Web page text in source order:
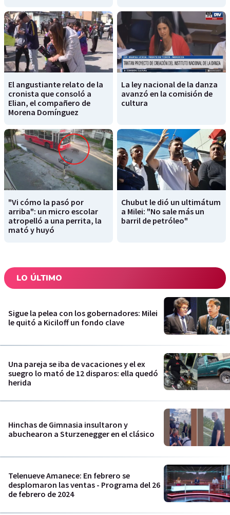
El angustiante relato de la
cronista que consoló a
Elian, el compañero de
Morena Domínguez
La ley nacional de la danza
avanzó en la comisión de
cultura
"Vi cómo la pasó por
arriba": un micro escolar
atropelló a una perrita, la
mató y huyó
Chubut le dió un ultimátum
a Milei: "No sale más un
barril de petróleo"
LO ÚLTIMO
Sigue la pelea con los gobernadores: Milei
le quitó a Kiciloff un fondo clave
Una pareja se iba de vacaciones y el ex
suegro lo mató de 12 disparos: ella quedó
herida
Hinchas de Gimnasia insultaron y
abuchearon a Sturzenegger en el clásico
Telenueve Amanece: En febrero se
desplomaron las ventas - Programa del 26
de febrero de 2024